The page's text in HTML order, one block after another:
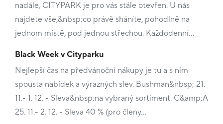
nadále, CITYPARK je pro vás stále otevřen. U nás
najdete vše,&nbsp;co právě sháníte, pohodlně na
jednom místě, pod jednou střechou. Každodenní…
Black Week v Cityparku
Nejlepší čas na předvánoční nákupy je tu a s ním
spousta nabídek a výrazných slev. Bushman&nbsp; 21.
11.- 1. 12. - Sleva&nbsp;na vybraný sortiment. C&amp;A
25. 11.- 2. 12. - Sleva 40 % (pro členy…